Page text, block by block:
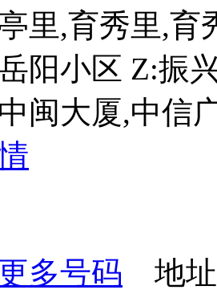
里,育秀里,
阳小区 Z:振
闽大厦,中信
多号码 地址